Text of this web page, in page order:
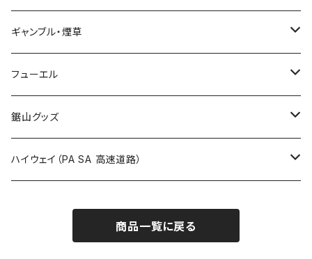
国道700～799号線
ROUTE600～699号線
ROUTE700～799号線
ROUTE 600～699号線
ROUTE 700～799号線
ROUTE 600～699号線
ROUTE 700～799号線
ステッカー
福島県
茨城県
栃木県
群馬県
LIVE配信禁止
撮影禁止
ギャンブル・煙草
ホテルキーホルダー
たばこ・禁煙ステッカー
フューエル
ステッカー
鋸山グッズ
Tシャツ
ハイウェイ（PA SA 高速道路）
商品一覧に戻る